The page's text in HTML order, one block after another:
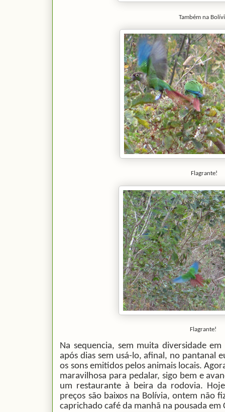
Também na
Flagrante!
Flagrante!
Na sequencia, sem muita diversidade
após dias sem usá-lo, afinal, no pantanal
os sons emitidos pelos animais locais.
maravilhosa para pedalar, sigo bem e
um restaurante à beira da rodovia.
preços são baixos na Bolívia, ontem não
caprichado café da manhã na pousada em